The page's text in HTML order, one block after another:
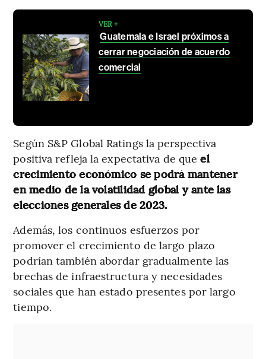
VER +
Guatemala e Israel próximos a
cerrar negociación de acuerdo
comercial
Según S&P Global Ratings la perspectiva
positiva refleja la expectativa de que el
crecimiento económico se podrá mantener
en medio de la volatilidad global y ante las
elecciones generales de 2023.
Además, los continuos esfuerzos por
promover el crecimiento de largo plazo
podrían también abordar gradualmente las
brechas de infraestructura y necesidades
sociales que han estado presentes por largo
tiempo.